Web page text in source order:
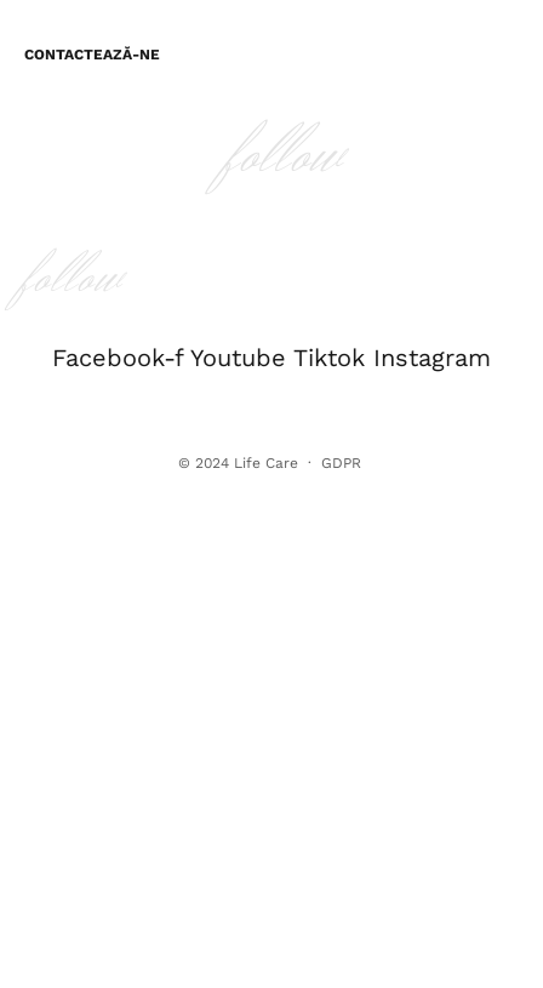
CONTACTEAZĂ-NE
follow
follow
Facebook-f Youtube Tiktok Instagram
© 2024 Life Care· GDPR